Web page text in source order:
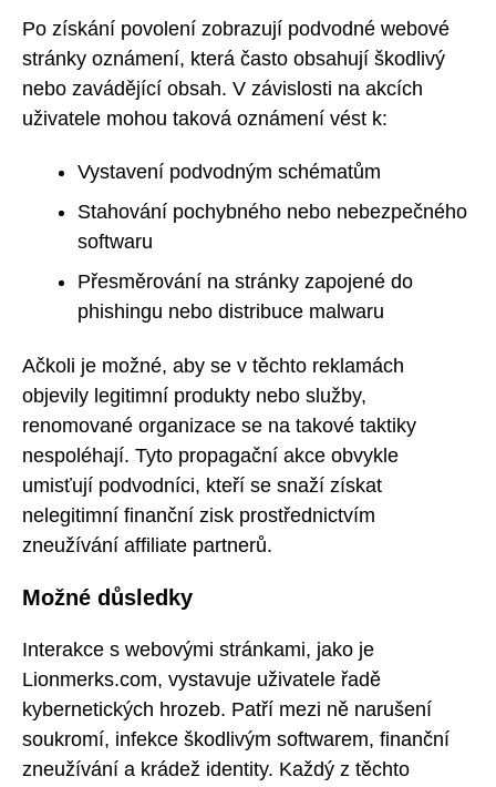
Po získání povolení zobrazují podvodné webové
stránky oznámení, která často obsahují škodlivý
nebo zavádějící obsah. V závislosti na akcích
uživatele mohou taková oznámení vést k:
Vystavení podvodným schématům
Stahování pochybného nebo nebezpečného
softwaru
Přesměrování na stránky zapojené do
phishingu nebo distribuce malwaru
Ačkoli je možné, aby se v těchto reklamách
objevily legitimní produkty nebo služby,
renomované organizace se na takové taktiky
nespoléhají. Tyto propagační akce obvykle
umisťují podvodníci, kteří se snaží získat
nelegitimní finanční zisk prostřednictvím
zneužívání affiliate partnerů.
Možné důsledky
Interakce s webovými stránkami, jako je
Lionmerks.com, vystavuje uživatele řadě
kybernetických hrozeb. Patří mezi ně narušení
soukromí, infekce škodlivým softwarem, finanční
zneužívání a krádež identity. Každý z těchto